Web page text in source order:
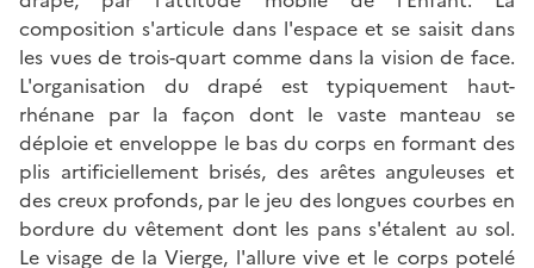
composition s'articule dans l'espace et se saisit dans
les vues de trois-quart comme dans la vision de face.
L'organisation du drapé est typiquement haut-
rhénane par la façon dont le vaste manteau se
déploie et enveloppe le bas du corps en formant des
plis artificiellement brisés, des arêtes anguleuses et
des creux profonds, par le jeu des longues courbes en
bordure du vêtement dont les pans s'étalent au sol.
Le visage de la Vierge, l'allure vive et le corps potelé